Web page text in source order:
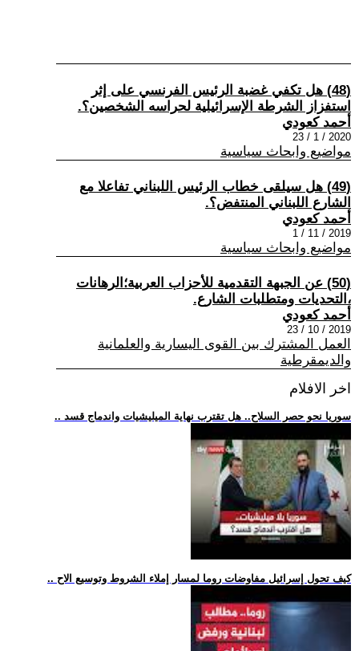
(48) هل تكفي غضبة الرئيس الفرنسي على إثر
استفزاز الشرطة الإسرائيلية لحراسه الشخصين؟.
أحمد كعودي
2020 / 1 / 23
مواضيع وابحاث سياسية
(49) هل سيلقى خطاب الرئيس اللبناني تفاعلا مع
الشارع اللبناني المنتفض؟.
أحمد كعودي
2019 / 11 / 1
مواضيع وابحاث سياسية
(50) عن الجبهة التقدمية للأحزاب العربية؛الرهانات
،التحديات ومتطلبات الشارع.
أحمد كعودي
2019 / 10 / 23
العمل المشترك بين القوى اليسارية والعلمانية
والديمقرطية
اخر الافلام
.. سوريا نحو حصر السلاح.. هل تقترب نهاية الميليشيات واندماج قسد
.. كيف تحول إسرائيل مفاوضات روما لمسار إملاء الشروط وتوسيع الاح